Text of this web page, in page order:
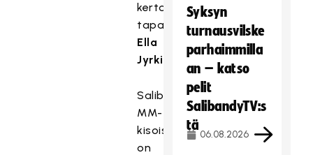
kertoo
tapahtumakoordinaattori
Ella
Jyrkinen.
Salibandyn
MM-
kisoissa
on
Syksyn
turnausvilske
parhaimmilla
an – katso
pelit
SalibandyTV:s
tä
06.08.2026